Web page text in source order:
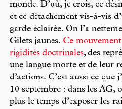
monde. D’où, je crois, ce
et ce détachement vis-à-vis
garde éclairée. On l’a
Gilets jaunes. Ce mouvement
rigidités doctrinales, des
une langue morte et de leur
d’actions. C’est aussi ce que
10 septembre : dans les AG,
plus le temps d’exposer les